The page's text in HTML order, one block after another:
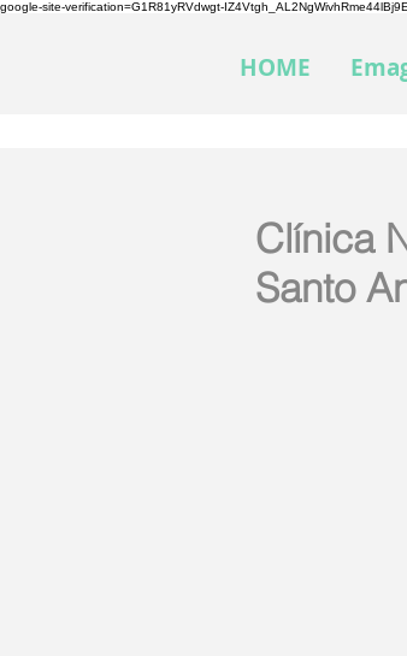
google-site-verification=G1R81yRVdwgt-
HOME
Clínica
Santo